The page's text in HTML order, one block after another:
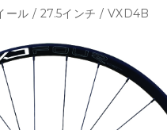
ール / 27.5インチ / VXD4B